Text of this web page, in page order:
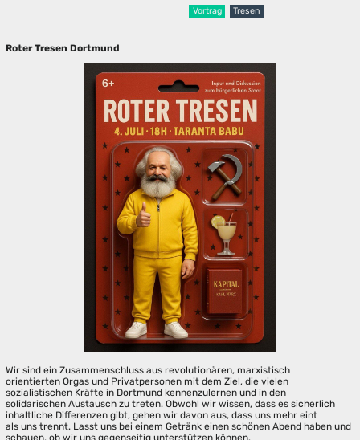
Vortrag Tresen
Roter Tresen Dortmund
Wir sind ein Zusammenschluss aus revolutionären, marxistisch
orientierten Orgas und Privatpersonen mit dem Ziel, die vielen
sozialistischen Kräfte in Dortmund kennenzulernen und in den
solidarischen Austausch zu treten. Obwohl wir wissen, dass es sicherlich
inhaltliche Differenzen gibt, gehen wir davon aus, dass uns mehr eint
als uns trennt. Lasst uns bei einem Getränk einen schönen Abend haben und
schauen, ob wir uns gegenseitig unterstützen können.